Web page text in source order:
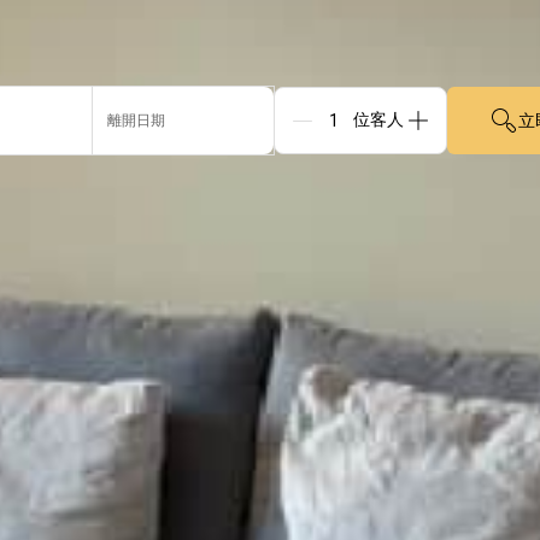
離開日期 Guests 立